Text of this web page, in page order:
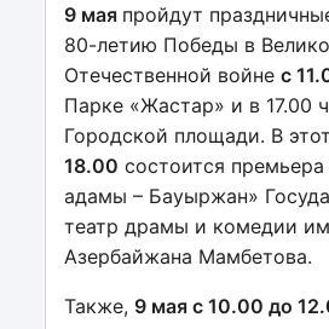
9 мая пройдут
80-летию Победы в
Отечественной войне с
Парке «Жастар» и в 17.00
Городской площади. В
18.00 состоится премьера
адамы – Бауыржан»
театр драмы и комедии
Азербайжана Мамбетова.
Также, 9 мая с 10.00 до